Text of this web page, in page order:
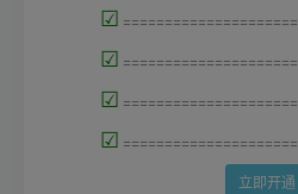
☑ =====================
☑ =====================
☑ =====================
☑ =====================
立即开通